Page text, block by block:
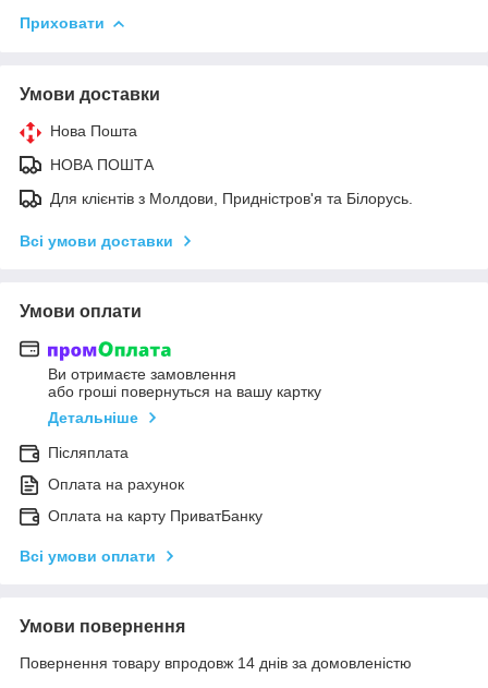
Приховати
Умови доставки
Нова Пошта
НОВА ПОШТА
Для клієнтів з Молдови, Придністров'я та Білорусь.
Всі умови доставки
Умови оплати
Ви отримаєте замовлення
або гроші повернуться на вашу картку
Детальніше
Післяплата
Оплата на рахунок
Оплата на карту ПриватБанку
Всі умови оплати
Умови повернення
Повернення товару впродовж 14 днів за домовленістю